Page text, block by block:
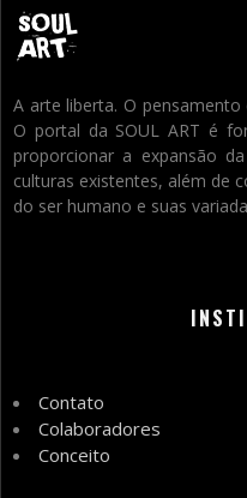
A arte liberta. O
O portal da SOUL ART é
proporcionar a expansão
culturas existentes, além de
do ser humano e suas
Contato
Colaboradores
Conceito